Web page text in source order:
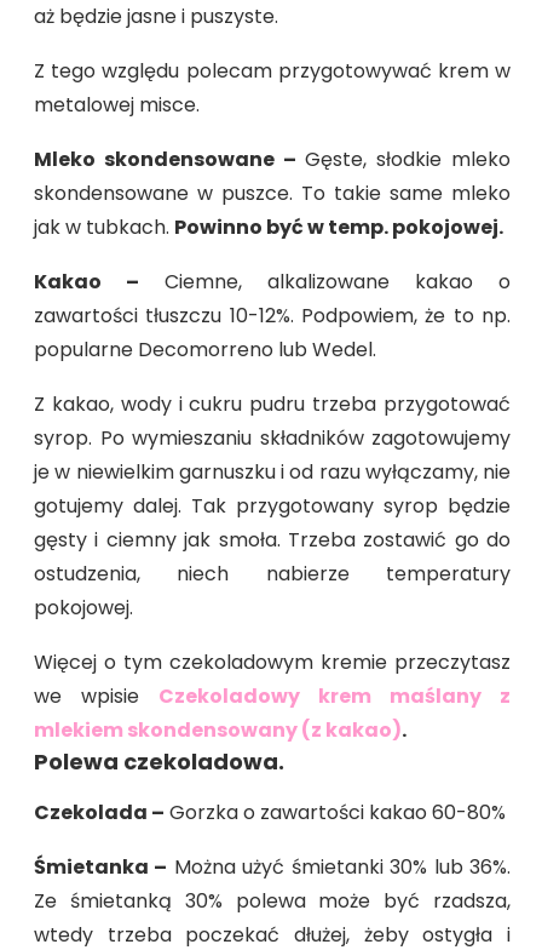
aż będzie jasne i puszyste.
Z tego względu polecam przygotowywać krem w
metalowej misce.
Mleko skondensowane – Gęste, słodkie mleko
skondensowane w puszce. To takie same mleko
jak w tubkach. Powinno być w temp. pokojowej.
Kakao – Ciemne, alkalizowane kakao o
zawartości tłuszczu 10-12%. Podpowiem, że to np.
popularne Decomorreno lub Wedel.
Z kakao, wody i cukru pudru trzeba przygotować
syrop. Po wymieszaniu składników zagotowujemy
je w niewielkim garnuszku i od razu wyłączamy, nie
gotujemy dalej. Tak przygotowany syrop będzie
gęsty i ciemny jak smoła. Trzeba zostawić go do
ostudzenia, niech nabierze temperatury
pokojowej.
Więcej o tym czekoladowym kremie przeczytasz
we wpisie Czekoladowy krem maślany z
mlekiem skondensowany (z kakao).
Polewa czekoladowa.
Czekolada – Gorzka o zawartości kakao 60-80%
Śmietanka – Można użyć śmietanki 30% lub 36%.
Ze śmietanką 30% polewa może być rzadsza,
wtedy trzeba poczekać dłużej, żeby ostygła i